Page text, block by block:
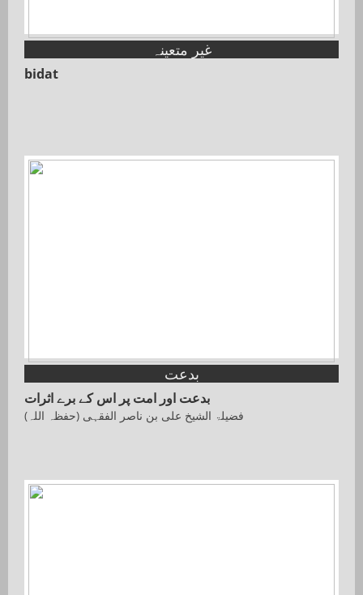
غیر متعینہ
bidat
بدعت
بدعت اور امت پر اس کے برے اثرات
فضیلۃ الشیخ علی بن ناصر الفقہی (حفظہ اللہ)